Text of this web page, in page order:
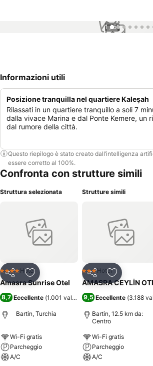
1 / 51
Informazioni utili
Posizione tranquilla nel quartiere Kaleşah
Rilassati in un quartiere tranquillo a soli 7
dalla vivace Marina e dal Ponte Kemere, un
dal rumore della città.
Questo riepilogo è stato creato dall’intelligenza
essere corretto al 100%.
Confronta con strutture simili
Struttura selezionata
CondividiAggiungi ai preferiti
4 StelleHotel
Amasra Sunrise Otel
8,7 Eccellente (1.001 valutazioni)
Bartin, Turchia
Wi-Fi gratis
Parcheggio
A/C
Strutture simili
CondividiAggiungi
3 StelleHotel
AMASRA CEYLİN
9,5 Eccellente (3.188
Bartin, 12.5 km da:
Centro
Wi-Fi gratis
Parcheggio
A/C